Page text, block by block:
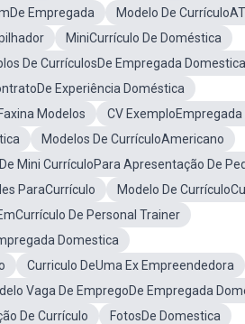
Empregada Modelo De
MiniCurrículo De Doméstica
De CurrículosDe Empregada Domestica
Experiência Doméstica
Modelos
CV
Modelos De CurrículoAmericano
Mini CurrículoPara Apresentação De
ParaCurrículo
Modelo De
De Personal Trainer
Domestica
Curriculo DeUma Ex Empreendedora
Vaga De EmpregoDe Empregada
De Currículo
FotosDe Domestica